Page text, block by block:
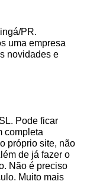
PR.
uma empresa
novidades e
Pode ficar
completa
próprio site, não
de já fazer o
Não é preciso
Muito mais